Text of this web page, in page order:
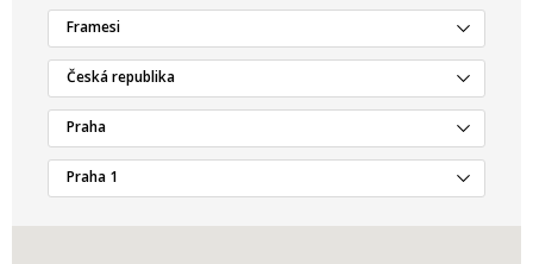
Framesi
Česká republika
Praha
Praha 1